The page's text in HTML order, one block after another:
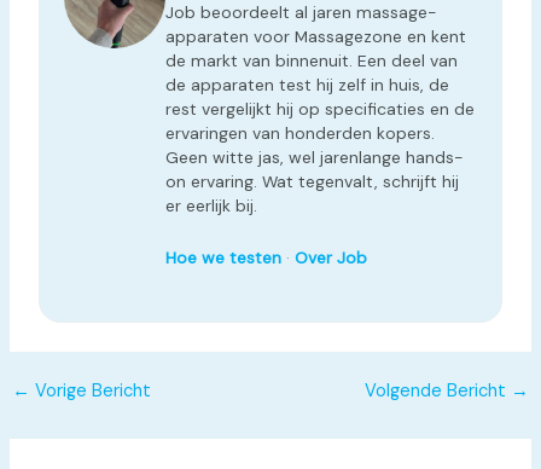
Job beoordeelt al jaren massage-
apparaten voor Massagezone en kent
de markt van binnenuit. Een deel van
de apparaten test hij zelf in huis, de
rest vergelijkt hij op specificaties en de
ervaringen van honderden kopers.
Geen witte jas, wel jarenlange hands-
on ervaring. Wat tegenvalt, schrijft hij
er eerlijk bij.
Hoe we testen· Over Job
← Vorige Bericht Volgende Bericht →